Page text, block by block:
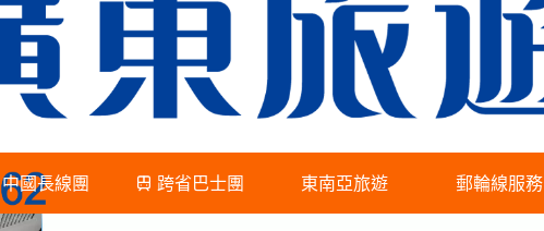
中國長線團 跨省巴士團 東南亞旅遊 郵輪線服務